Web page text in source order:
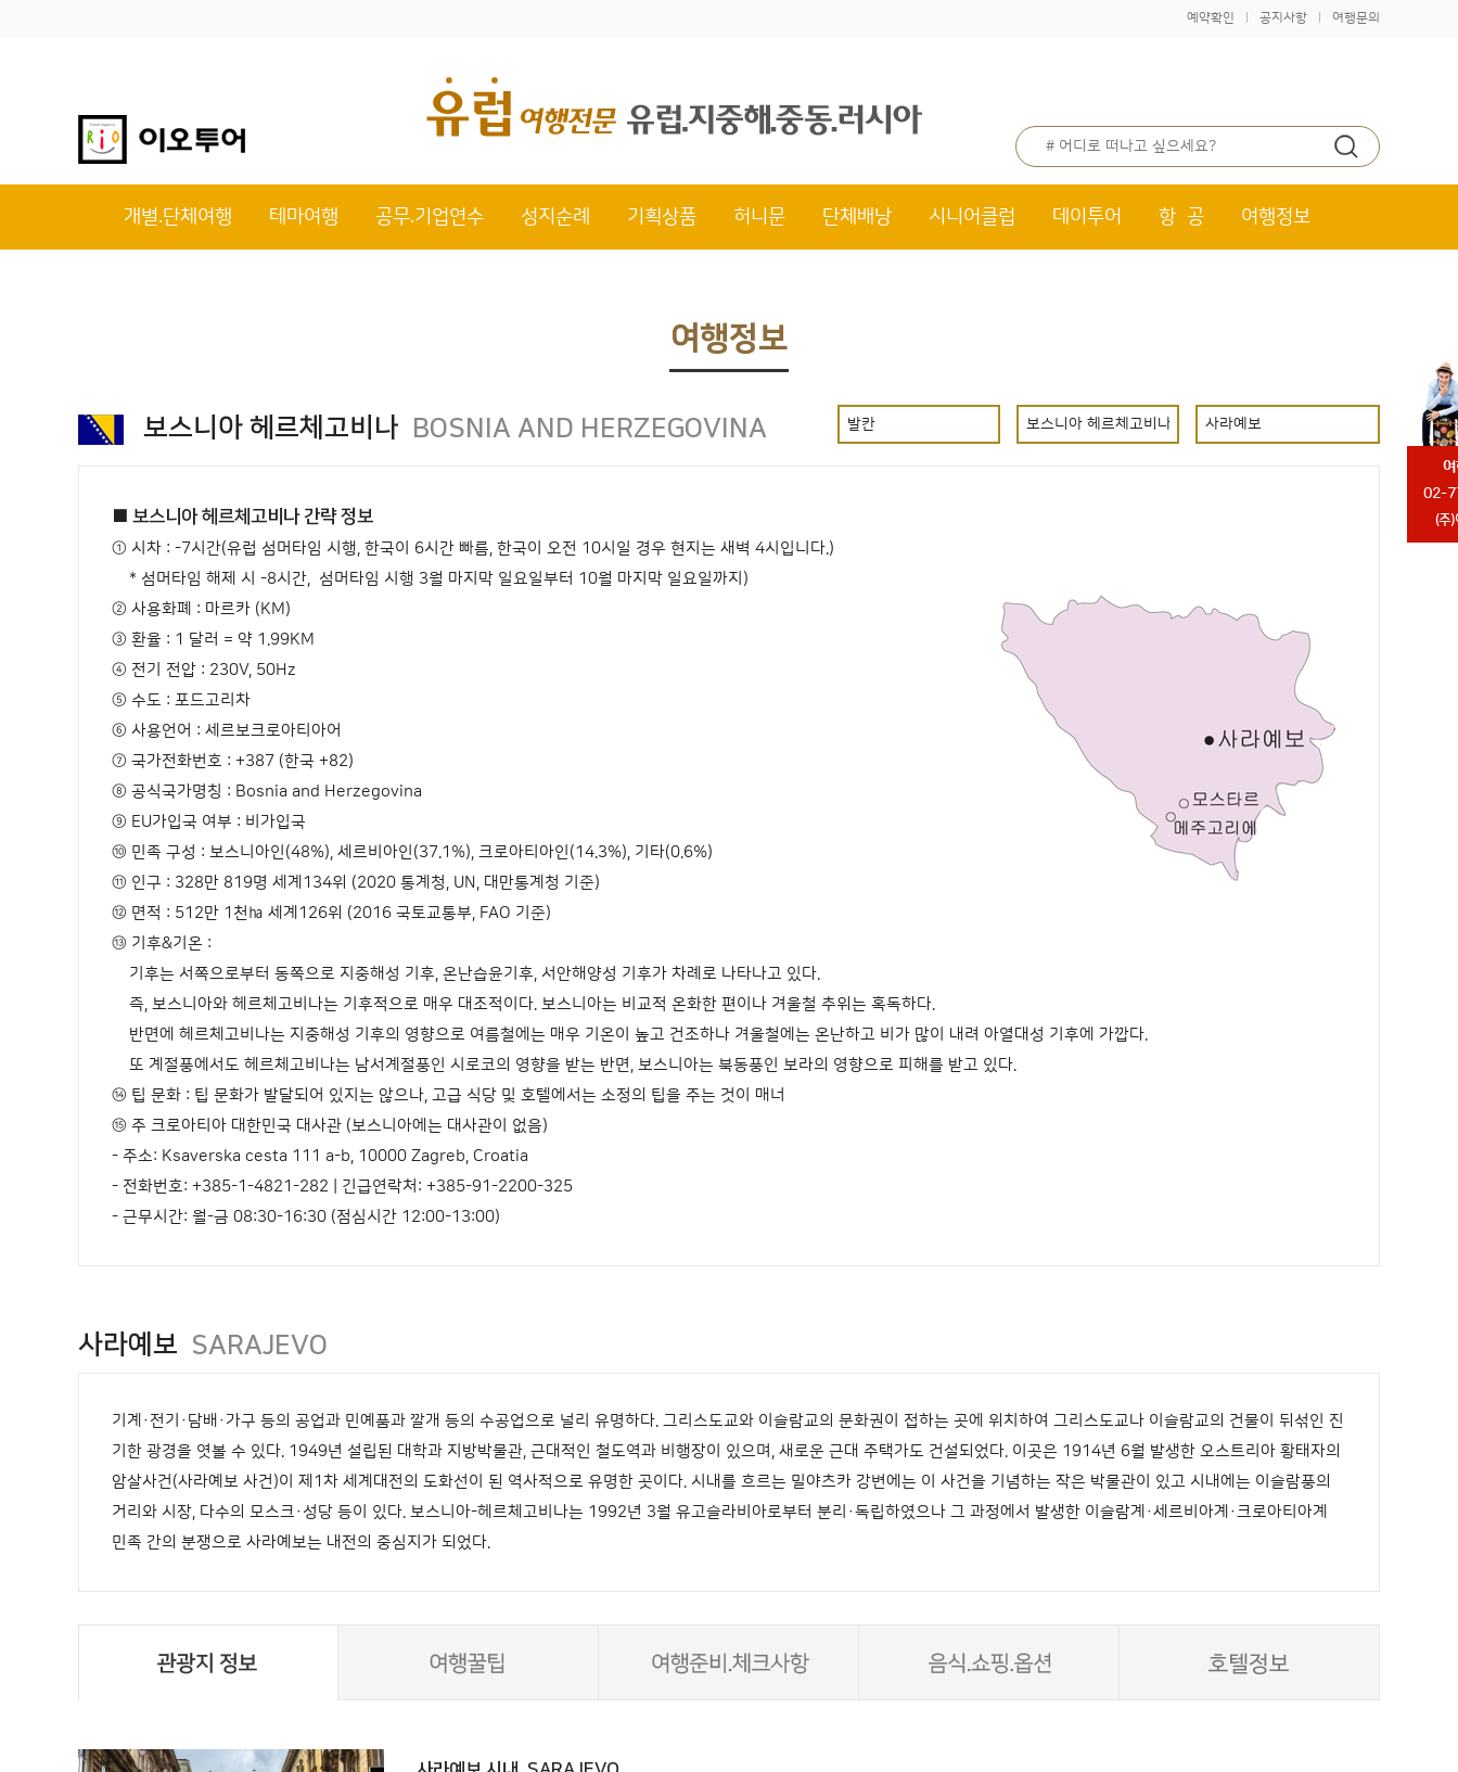
예약확인 공지사항 여행문의
개별.단체여행 테마여행 공무.기업연수 성지순례 기획상품 허니문 단체배낭 시니어클럽 데이투어 항 공 여행정보
02-
(주)
여행정보
보스니아 헤르체고비나 BOSNIA AND HERZEGOVINA
■ 보스니아 헤르체고비나 간략 정보
① 시차 : -7시간(유럽 섬머타임 시행, 한국이 6시간 빠름, 한국이 오전 10시일 경우 현지는 새벽 4시입니다.)
* 섬머타임 해제 시 -8시간, 섬머타임 시행 3월 마지막 일요일부터 10월 마지막 일요일까지)
② 사용화폐 : 마르카 (KM)
③ 환율 : 1 달러 = 약 1.99KM
④ 전기 전압 : 230V, 50Hz
⑤ 수도 : 포드고리차
⑥ 사용언어 : 세르보크로아티아어
⑦ 국가전화번호 : +387 (한국 +82)
⑧ 공식국가명칭 : Bosnia and Herzegovina
⑨ EU가입국 여부 : 비가입국
⑩ 민족 구성 : 보스니아인(48%), 세르비아인(37.1%), 크로아티아인(14.3%), 기타(0.6%)
⑪ 인구 : 328만 819명 세계134위 (2020 통계청, UN, 대만통계청 기준)
⑫ 면적 : 512만 1천㏊ 세계126위 (2016 국토교통부, FAO 기준)
⑬ 기후&기온 :
기후는 서쪽으로부터 동쪽으로 지중해성 기후, 온난습윤기후, 서안해양성 기후가 차례로 나타나고 있다.
즉, 보스니아와 헤르체고비나는 기후적으로 매우 대조적이다. 보스니아는 비교적 온화한 편이나 겨울철 추위는 혹독하다.
반면에 헤르체고비나는 지중해성 기후의 영향으로 여름철에는 매우 기온이 높고 건조하나 겨울철에는 온난하고 비가 많이 내려 아열대성 기후에 가깝다.
또 계절풍에서도 헤르체고비나는 남서계절풍인 시로코의 영향을 받는 반면, 보스니아는 북동풍인 보라의 영향으로 피해를 받고 있다.
⑭ 팁 문화 : 팁 문화가 발달되어 있지는 않으나, 고급 식당 및 호텔에서는 소정의 팁을 주는 것이 매너
⑮ 주 크로아티아 대한민국 대사관 (보스니아에는 대사관이 없음)
- 주소: Ksaverska cesta 111 a-b, 10000 Zagreb, Croatia
- 전화번호: +385-1-4821-282 | 긴급연락처: +385-91-2200-325
- 근무시간: 월-금 08:30-16:30 (점심시간 12:00-13:00)
사라예보 SARAJEVO
기계·전기·담배·가구 등의 공업과 민예품과 깔개 등의 수공업으로 널리 유명하다. 그리스도교와 이슬람교의 문화권이 접하는 곳에 위치하여 그리스도교나 이슬람교의 건물이 뒤섞인 진
기한 광경을 엿볼 수 있다. 1949년 설립된 대학과 지방박물관, 근대적인 철도역과 비행장이 있으며, 새로운 근대 주택가도 건설되었다. 이곳은 1914년 6월 발생한 오스트리아 황태자의
암살사건(사라예보 사건)이 제1차 세계대전의 도화선이 된 역사적으로 유명한 곳이다. 시내를 흐르는 밀야츠카 강변에는 이 사건을 기념하는 작은 박물관이 있고 시내에는 이슬람풍의
거리와 시장, 다수의 모스크·성당 등이 있다. 보스니아-헤르체고비나는 1992년 3월 유고슬라비아로부터 분리·독립하였으나 그 과정에서 발생한 이슬람계·세르비아계·크로아티아계
민족 간의 분쟁으로 사라예보는 내전의 중심지가 되었다.